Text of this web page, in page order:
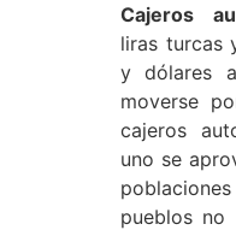
Cajeros
liras turcas
y dólares
moverse
cajeros
uno se
pueblos no